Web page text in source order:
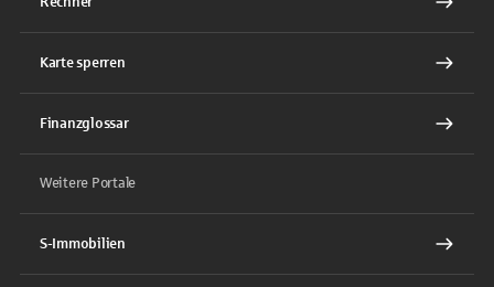
Karte sperren
Finanzglossar
Weitere Portale
S-Immobilien